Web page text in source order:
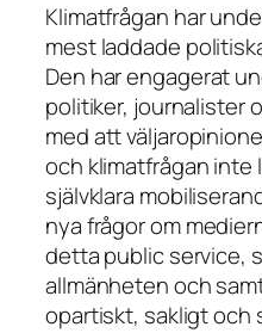
Klimatfrågan har
mest laddade
Den har engagerat
politiker, journalister
med att
och klimatfrågan inte
självklara
nya frågor om
detta public service,
allmänheten och
opartiskt, sakligt och